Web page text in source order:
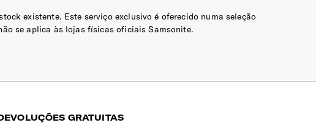
existente. Este serviço exclusivo é oferecido numa seleção
se aplica às lojas físicas oficiais Samsonite.
GRATUITAS